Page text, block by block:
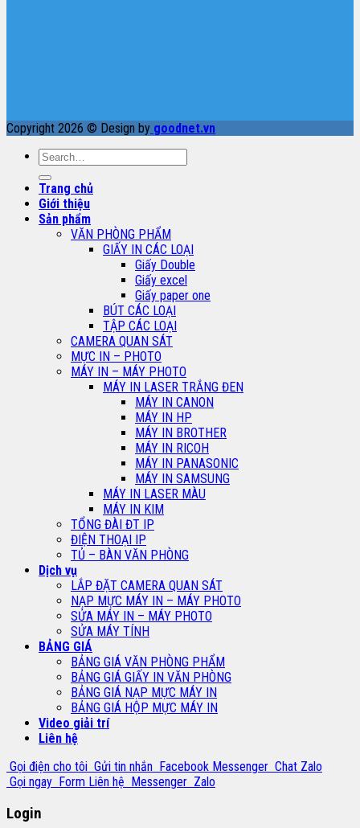
Copyright 2026 © Design by goodnet.vn
Search
for:
Trang chủ
Giới thiệu
Sản phẩm
VĂN PHÒNG PHẨM
GIẤY IN CÁC LOẠI
Giấy Double
Giấy excel
Giấy paper one
BÚT CÁC LOẠI
TẬP CÁC LOẠI
CAMERA QUAN SÁT
MỰC IN – PHOTO
MÁY IN – MÁY PHOTO
MÁY IN LASER TRẮNG ĐEN
MÁY IN CANON
MÁY IN HP
MÁY IN BROTHER
MÁY IN RICOH
MÁY IN PANASONIC
MÁY IN SAMSUNG
MÁY IN LASER MÀU
MÁY IN KIM
TỔNG ĐÀI ĐT IP
ĐIỆN THOẠI IP
TỦ – BÀN VĂN PHÒNG
Dịch vụ
LẮP ĐẶT CAMERA QUAN SÁT
NẠP MỰC MÁY IN – MÁY PHOTO
SỬA MÁY IN – MÁY PHOTO
SỬA MÁY TÍNH
BẢNG GIÁ
BẢNG GIÁ VĂN PHÒNG PHẨM
BẢNG GIÁ GIẤY IN VĂN PHÒNG
BẢNG GIÁ NẠP MỰC MÁY IN
BẢNG GIÁ HỘP MỰC MÁY IN
Video giải trí
Liên hệ
Gọi điện cho tôi Gửi tin nhắn Facebook Messenger Chat Zalo
Gọi ngay Form Liên hệ Messenger Zalo
Login